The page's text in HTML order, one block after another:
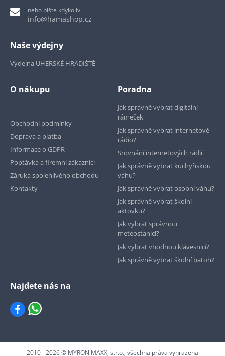
nebo pište kdykoliv
info@hamashop.cz
Naše výdejny
Výdejna UHERSKÉ HRADIŠTĚ
O nákupu
Obchodní podmínky
Doprava a platba
Informace o GDPR
Poptávka a firemní zákazníci
Záruka spolehlivého obchodu
Kontakty
Poradna
Jak správně vybrat digitální
rámeček
Jak správně vybrat internetové
rádio?
Srovnání internetových rádií
Jak správně vybrat kuchyňskou
váhu?
Jak správně vybrat osobní váhu?
Jak správně vybrat školní
aktovku?
Jak vybrat správnou
meteostanici?
Jak vybrat vhodnou klávesnici?
Jak správně vybrat školní batoh?
Najdete nás na
2010 - 2026 © MYRON MAXX, s.r.o., všechna práva vyhrazena